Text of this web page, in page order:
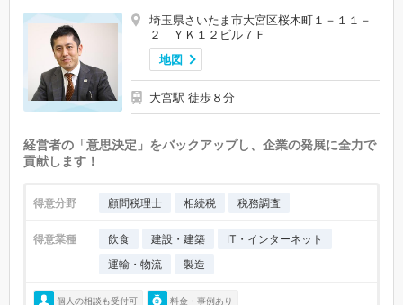
埼玉県さいたま市大宮区桜木町１－１１－
２ ＹＫ１２ビル７Ｆ
地図
大宮駅 徒歩８分
経営者の「意思決定」をバックアップし、企業の発展に全力で
貢献します！
得意分野 顧問税理士 相続税 税務調査
得意業種 飲食 建設・建築
IT・インターネット
運輸・物流
製造
個人の相談も受付可 料金・事例あり